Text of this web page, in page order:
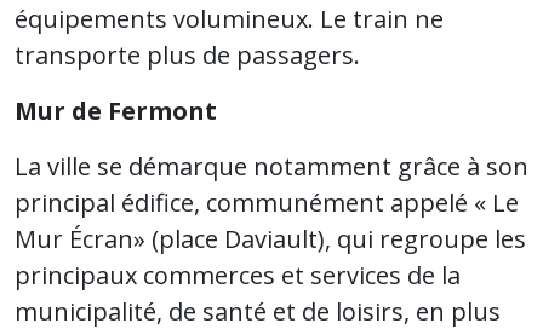
équipements volumineux. Le train ne
transporte plus de passagers.
Mur de Fermont
La ville se démarque notamment grâce à son
principal édifice, communément appelé « Le
Mur Écran» (place Daviault), qui regroupe les
principaux commerces et services de la
municipalité, de santé et de loisirs, en plus